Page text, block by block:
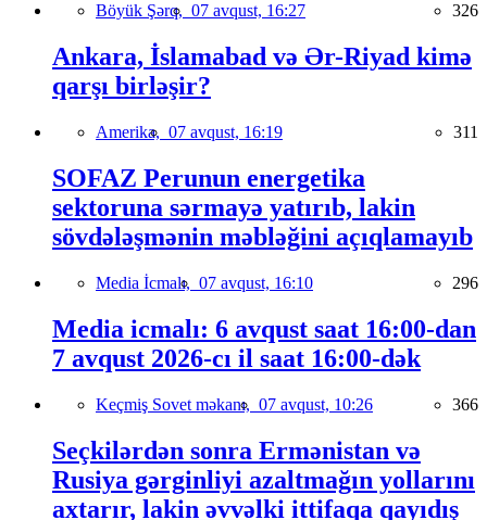
Böyük Şərq, 07 avqust, 16:27 326
Ankara, İslamabad və Ər-Riyad kimə
qarşı birləşir?
Amerika, 07 avqust, 16:19 311
SOFAZ Perunun energetika
sektoruna sərmayə yatırıb, lakin
sövdələşmənin məbləğini açıqlamayıb
Media İcmalı, 07 avqust, 16:10 296
Media icmalı: 6 avqust saat 16:00-dan
7 avqust 2026-cı il saat 16:00-dək
Keçmiş Sovet məkanı, 07 avqust, 10:26 366
Seçkilərdən sonra Ermənistan və
Rusiya gərginliyi azaltmağın yollarını
axtarır, lakin əvvəlki ittifaqa qayıdış